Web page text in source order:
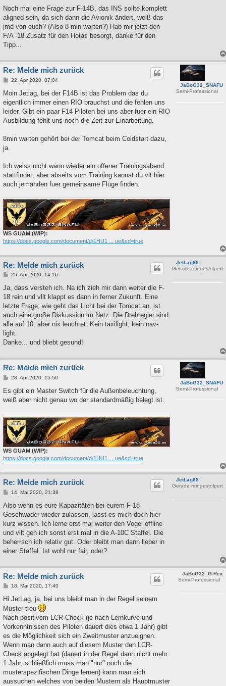
Noch mal eine Frage zur F-14B, das INS sollte komplett
aligned sein, da sich dann die Avionik ändert, weiß das
jmd von euch? (Also 8 min warten?) Hab mir jetzt den
F/A -18 Zusatz für den Hotas besorgt, danke für den
Tipp...
JaBoG32_SNAFU
Semi-Professional
Re: Melde mich zurück
B
i
r
a
22. Apr 2020, 07:04
Moin Jetlag, bei der F14B ist das Problem das du
eigentlich immer einen RIO brauchst und die fehlen uns
leider. Gibt ein paar F14 Piloten bei uns aber fuer ein RIO
Ausbildung fehlt uns noch die Zeit zur Einarbeitung.
8min warten gehört bei der Tomcat beim Coldstart dazu,
ja.
Ich weiss nicht wann wieder ein offener Trainingsabend
stattfindet, aber abseits vom Training kannst du vlt hier
auch jemanden fuer gemeinsame Flüge finden.
WS GUAM (WIP):
https://docs.google.com/document/d/1HU1 ... ue&sd=true
JetLag68
Gerade reingestolpert
Re: Melde mich zurück
B
i
r
a
25. Apr 2020, 14:16
Ja, dass versteh ich. Na ich zieh mir dann weiter die F-
18 rein und vllt klappt es dann in ferner Zukunft. Eine
letzte Frage; wie geht das Licht bei der Tomcat an, ist
auch eine große Diskussion im Netz. Die Drehregler sind
alle auf 10, aber nix leuchtet. Kein taxilight, kein nav-
light.
Danke... und bliebt gesund!
JaBoG32_SNAFU
Semi-Professional
Re: Melde mich zurück
B
i
r
28. Apr 2020, 15:50
Es gibt ein Master Switch für die Außenbeleuchtung,
weiß aber nicht genau wo der standardmäßig belegt ist.
WS GUAM (WIP):
https://docs.google.com/document/d/1HU1 ... ue&sd=true
JetLag68
Gerade reingestolpert
Re: Melde mich zurück
B
i
r
a
14. Mai 2020, 21:38
Also wenn es eure Kapazitäten bei eurem F-18
Geschwader wieder zulassen, lasst es mich doch hier
kurz wissen. Ich lerne erst mal weiter den Vogel offline
und vllt geh ich sonst erst mal in die A-10C Staffel. Die
beherrsch ich relativ gut. Oder bleibt man dann lieber in
einer Staffel. Ist wohl nur fair, oder?
JaBoG32_G-Rex
Semi-Professional
Re: Melde mich zurück
B
r
a
18. Mai 2020, 17:40
Hi JetLag, ja, bei uns bleibt man in der Regel seinem
Muster treu
Nach positivem LCR-Check (je nach Lernkurve und
Vorkenntnissen des Piloten dauert dies etwa 1 Jahr) gibt
es die Möglichkeit sich ein Zweitmuster anzueignen.
Wenn man dann auch auf diesem Muster den LCR-
Check abgelegt hat (dauert in der Regel dann nicht mehr
1 Jahr, schließlich muss man "nur" noch die
musterspezifischen Dinge lernen) kann man sich
aussuchen welches von beiden Mustern als Hauptmuster